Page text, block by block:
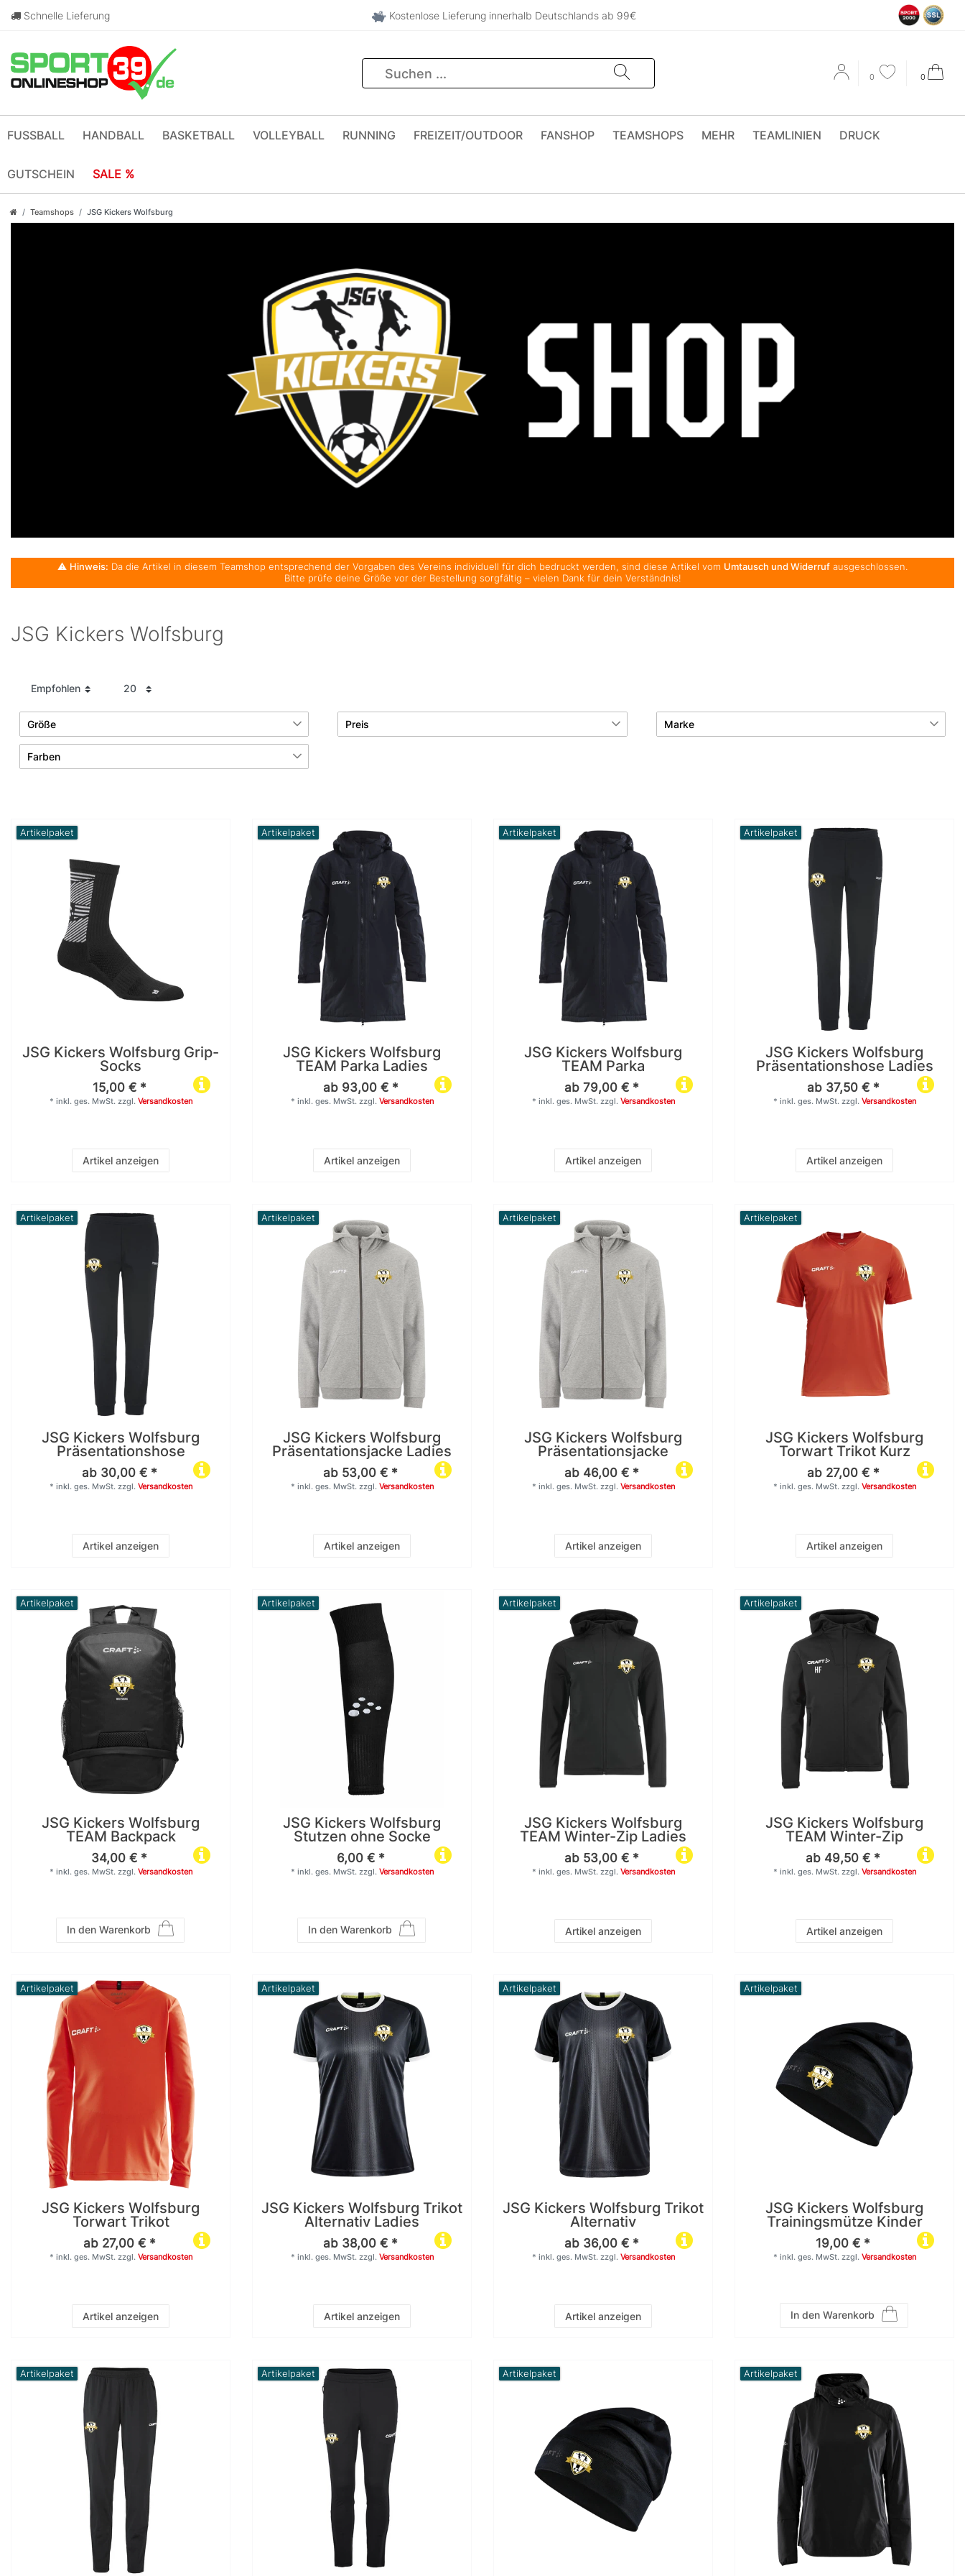
Schnelle Lieferung Kostenlose Lieferung innerhalb Deutschlands ab 99€
0 0
FUSSBALL HANDBALL BASKETBALL VOLLEYBALL RUNNING FREIZEIT/OUTDOOR FANSHOP TEAMSHOPS MEHR TEAMLINIEN DRUCK
GUTSCHEIN SALE %
Teamshops JSG Kickers Wolfsburg
⚠️ Hinweis: Da die Artikel in diesem Teamshop entsprechend der Vorgaben des Vereins individuell für dich bedruckt werden, sind diese Artikel vom Umtausch und Widerruf ausgeschlossen.
Bitte prüfe deine Größe vor der Bestellung sorgfältig – vielen Dank für dein Verständnis!
JSG Kickers Wolfsburg
Größe
3XL
21
4XL
2
37
140
19 19
XL
XXL
Farben
Orange
38
Weiß
Preis
Marke
Artikelpaket
JSG Kickers Wolfsburg Grip-
Socks
15,00 € *
Artikel anzeigen
* inkl. ges. MwSt. zzgl. Versandkosten
Artikelpaket
JSG Kickers Wolfsburg
TEAM Parka Ladies
ab 93,00 € *
Artikel anzeigen
* inkl. ges. MwSt. zzgl. Versandkosten
Artikelpaket
JSG Kickers Wolfsburg
TEAM Parka
ab 79,00 € *
Artikel anzeigen
* inkl. ges. MwSt. zzgl. Versandkosten
Artikelpaket
JSG Kickers Wolfsburg
Präsentationshose Ladies
ab 37,50 € *
Artikel anzeigen
* inkl. ges. MwSt. zzgl. Versandkosten
Artikelpaket
JSG Kickers Wolfsburg
Präsentationshose
ab 30,00 € *
Artikel anzeigen
* inkl. ges. MwSt. zzgl. Versandkosten
Artikelpaket
JSG Kickers Wolfsburg
Präsentationsjacke Ladies
ab 53,00 € *
Artikel anzeigen
* inkl. ges. MwSt. zzgl. Versandkosten
Artikelpaket
JSG Kickers Wolfsburg
Präsentationsjacke
ab 46,00 € *
Artikel anzeigen
* inkl. ges. MwSt. zzgl. Versandkosten
Artikelpaket
JSG Kickers Wolfsburg
Torwart Trikot Kurz
ab 27,00 € *
Artikel anzeigen
* inkl. ges. MwSt. zzgl. Versandkosten
Artikelpaket
JSG Kickers Wolfsburg
TEAM Backpack
34,00 € *
In den Warenkorb
* inkl. ges. MwSt. zzgl. Versandkosten
Artikelpaket
JSG Kickers Wolfsburg
Stutzen ohne Socke
6,00 € *
In den Warenkorb
* inkl. ges. MwSt. zzgl. Versandkosten
Artikelpaket
JSG Kickers Wolfsburg
TEAM Winter-Zip Ladies
ab 53,00 € *
Artikel anzeigen
* inkl. ges. MwSt. zzgl. Versandkosten
Artikelpaket
JSG Kickers Wolfsburg
TEAM Winter-Zip
ab 49,50 € *
Artikel anzeigen
* inkl. ges. MwSt. zzgl. Versandkosten
Artikelpaket
JSG Kickers Wolfsburg
Torwart Trikot
ab 27,00 € *
Artikel anzeigen
* inkl. ges. MwSt. zzgl. Versandkosten
Artikelpaket
JSG Kickers Wolfsburg Trikot
Alternativ Ladies
ab 38,00 € *
Artikel anzeigen
* inkl. ges. MwSt. zzgl. Versandkosten
Artikelpaket
JSG Kickers Wolfsburg Trikot
Alternativ
ab 36,00 € *
Artikel anzeigen
* inkl. ges. MwSt. zzgl. Versandkosten
Artikelpaket
JSG Kickers Wolfsburg
Trainingsmütze Kinder
19,00 € *
In den Warenkorb
* inkl. ges. MwSt. zzgl. Versandkosten
Artikelpaket Artikelpaket Artikelpaket Artikelpaket